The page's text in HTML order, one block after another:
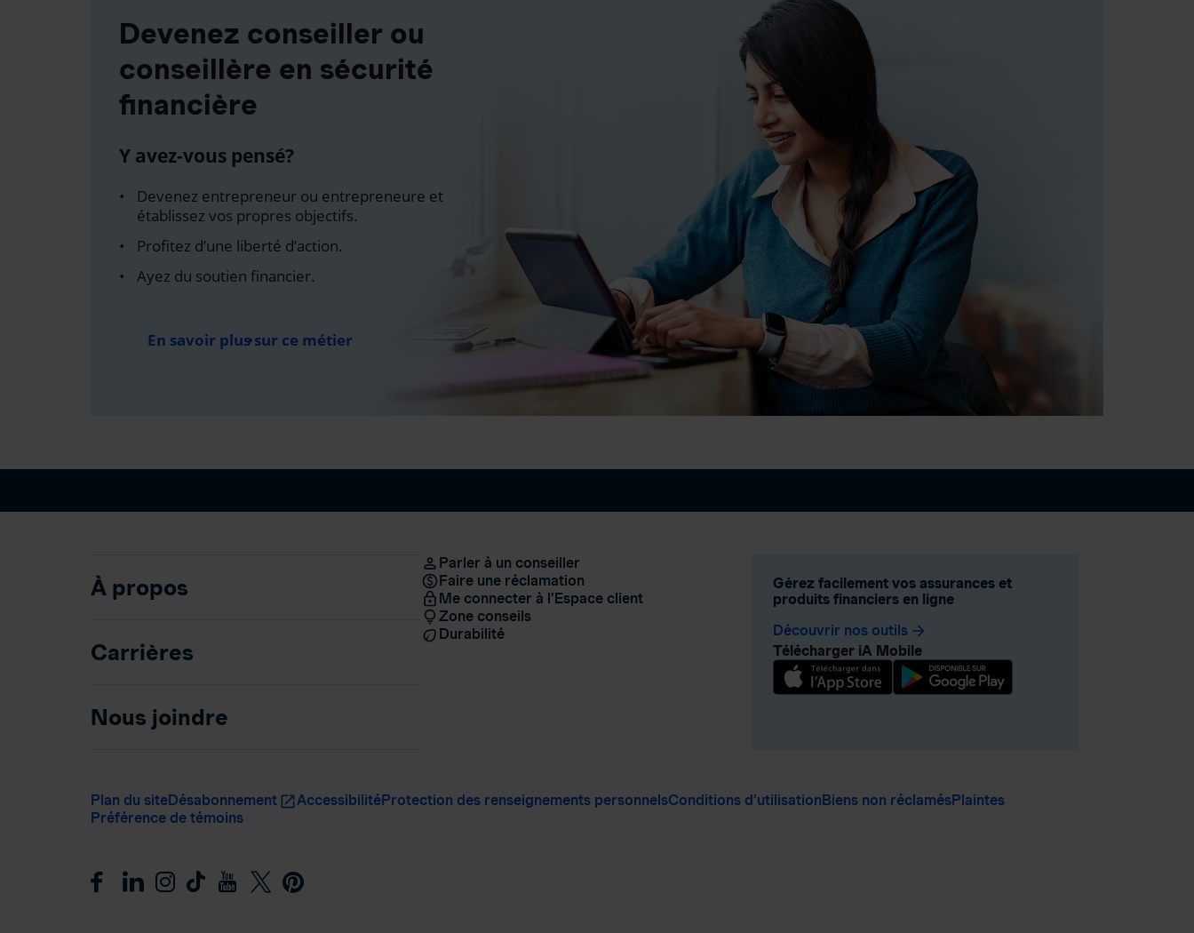
Devenez conseiller ou
conseillère en sécurité
financière
Y avez-vous pensé?
Devenez entrepreneur ou entrepreneure et
établissez vos propres objectifs.
Profitez d’une liberté d’action.
Ayez du soutien financier.
En savoir plus sur ce métier
À propos
Carrières
Nous joindre
Parler à un conseiller
Faire une réclamation
Me connecter à l’Espace client
Zone conseils
Durabilité
Gérez facilement vos assurances et
produits financiers en ligne
Découvrir nos outils arrow_forward
Télécharger iA Mobile
Plan du siteDésabonnement AccessibilitéProtection des renseignements personnelsConditions d’utilisationBiens non réclamésPlaintes
Préférence de témoins